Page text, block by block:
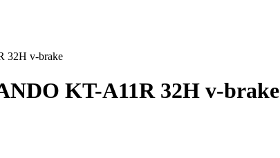
32H v-brake
KT-A11R 32H v-brake